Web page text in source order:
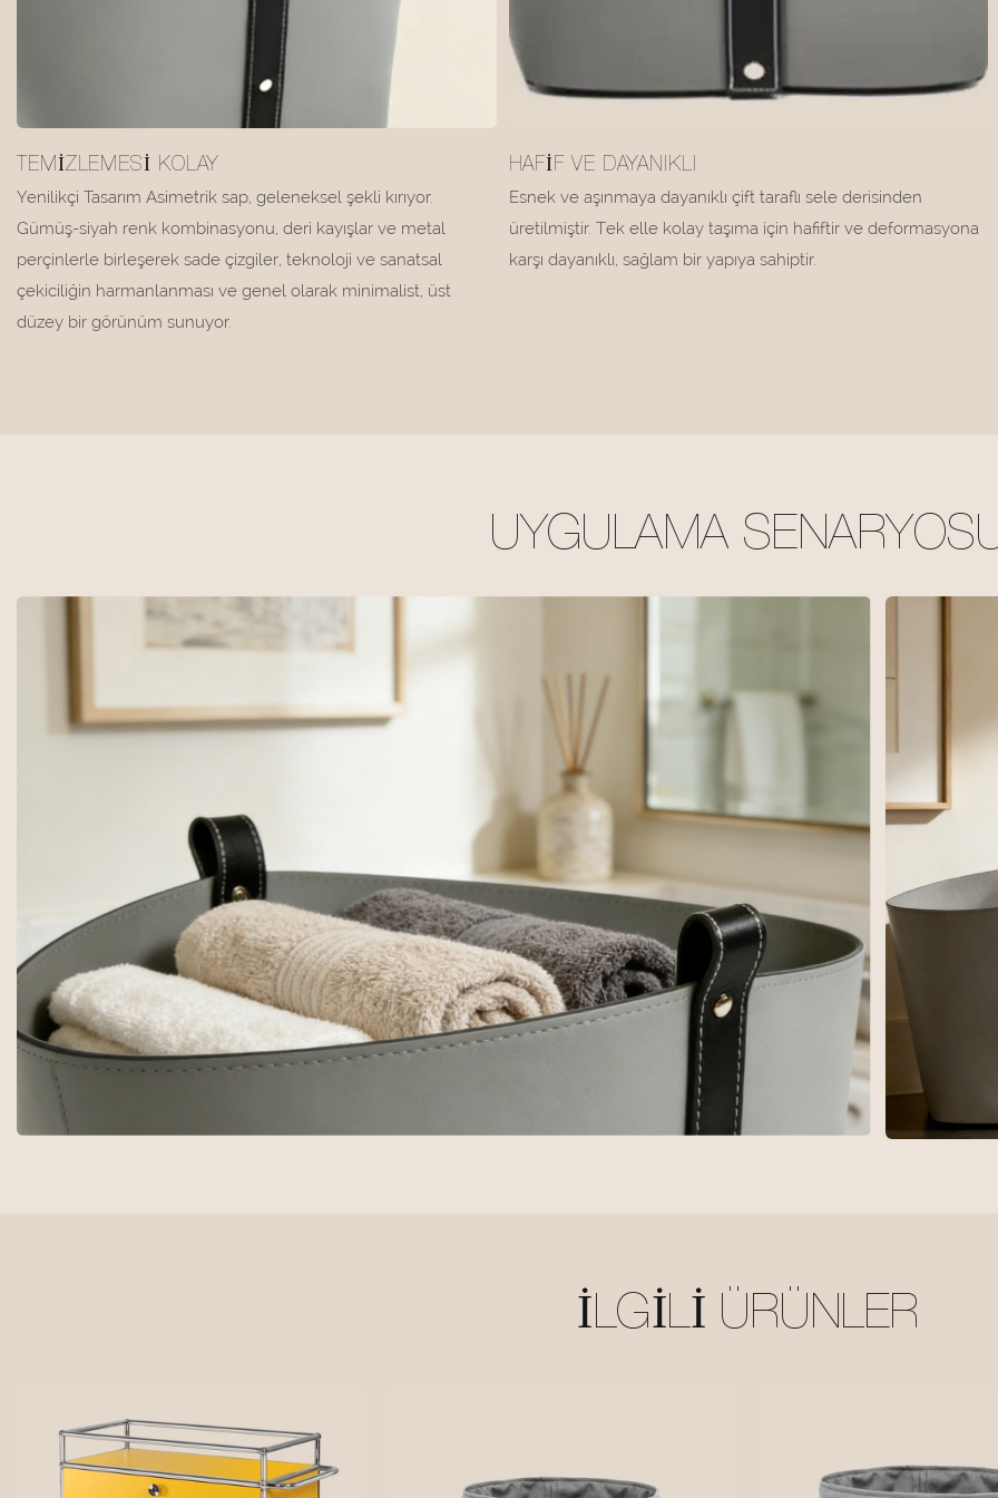
TEMIZLEMESI KOLAY
Yenilikçi Tasarım Asimetrik sap, geleneksel şekli kırıyor.
Gümüş-siyah renk kombinasyonu, deri kayışlar ve metal
perçinlerle birleşerek sade çizgiler, teknoloji ve sanatsal
çekiciliğin harmanlanması ve genel olarak minimalist, üst
düzey bir görünüm sunuyor.
HAFIF VE DAYANIKLI
Esnek ve aşınmaya dayanıklı çift taraflı sele derisinden
üretilmiştir. Tek elle kolay taşıma için hafiftir ve deformasyona
karşı dayanıklı, sağlam bir yapıya sahiptir.
UYGULAMA
İLGILI ÜRÜNLER